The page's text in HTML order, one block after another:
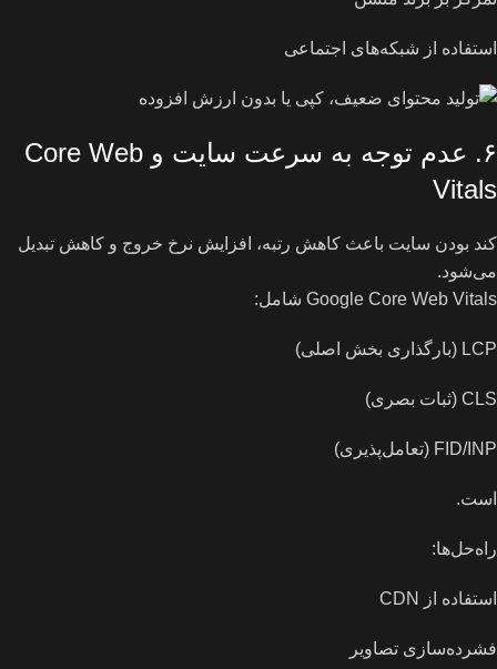
استفاده از شبکه‌های اجتماعی
۶. عدم توجه به سرعت سایت و Core Web
Vitals
کند بودن سایت باعث کاهش رتبه، افزایش نرخ خروج و کاهش تبدیل
می‌شود.
Google Core Web Vitals شامل:
LCP (بارگذاری بخش اصلی)
CLS (ثبات بصری)
FID/INP (تعامل‌پذیری)
است.
راه‌حل‌ها:
استفاده از CDN
فشرده‌سازی تصاویر